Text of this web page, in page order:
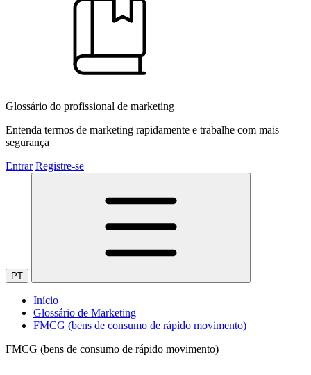
Glossário do profissional de marketing
Entenda termos de marketing rapidamente e trabalhe com mais
segurança
Entrar Registre-se
PT
Início
Glossário de Marketing
FMCG (bens de consumo de rápido movimento)
FMCG (bens de consumo de rápido movimento)